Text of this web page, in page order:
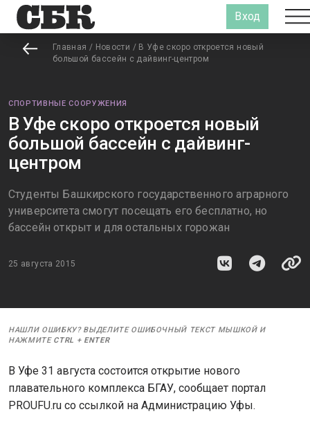
Вход
Главная / Новости / В Уфе скоро откроется новый
большой бассейн с дайвинг-центром
СПОРТИВНЫЕ СООРУЖЕНИЯ
В Уфе скоро откроется новый
большой бассейн с дайвинг-
центром
Студенты Башкирского государственного аграрного
университета смогут посещать его бесплатно, но
бассейн открыт и для остальных горожан
25 августа 2015
НАШЛИ ОШИБКУ? ВЫДЕЛИТЕ ОШИБОЧНЫЙ ТЕКСТ МЫШКОЙ И
НАЖМИТЕ CTRL + ENTER
В Уфе 31 августа состоится открытие нового
плавательного комплекса БГАУ, сообщает портал
PROUFU.ru со ссылкой на Администрацию Уфы.